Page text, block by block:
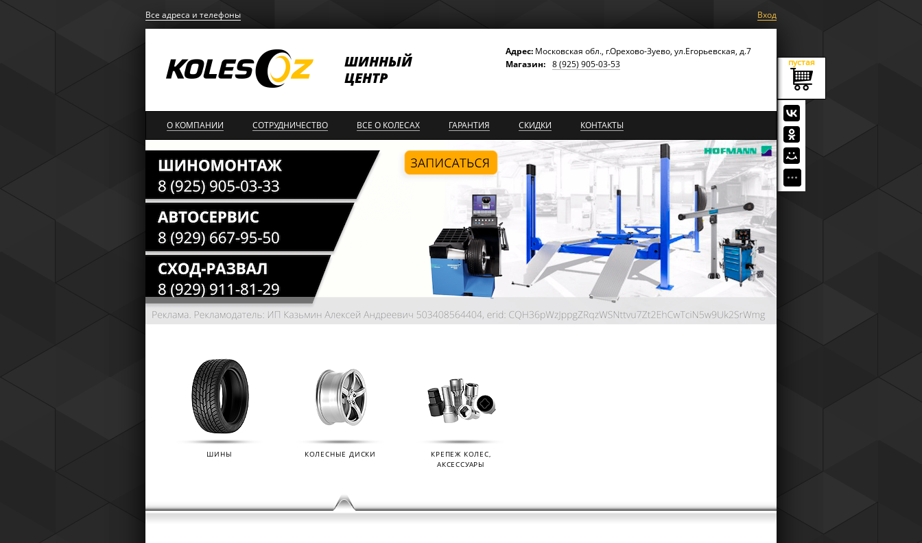
Все адреса и телефоны Вход
пустая
ШИННЫЙ
ЦЕНТР
Адрес: Московская обл., г.Орехово-Зуево, ул.Егорьевская, д.7
Магазин: 8 (925) 905-03-53
О КОМПАНИИ СОТРУДНИЧЕСТВО ВСЕ О КОЛЕСАХ ГАРАНТИЯ СКИДКИ КОНТАКТЫ
ШИНЫ КОЛЕСНЫЕ ДИСКИ
КРЕПЕЖ КОЛЕС,
АКСЕССУАРЫ